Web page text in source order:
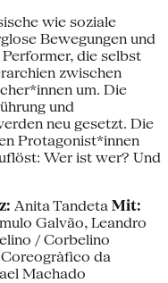
wie soziale
Bewegungen und
die selbst
zwischen
um. Die
und
neu gesetzt. Die
Protagonist*innen
Wer ist wer? Und
Anita Tandeta Mit:
Galvão, Leandro
/ Corbelino
da
Machado